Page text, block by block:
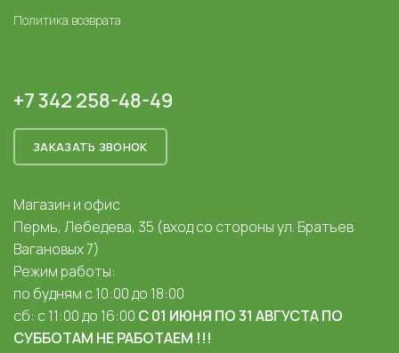
Политика возврата
+7 342 258-48-49
ЗАКАЗАТЬ ЗВОНОК
Магазин и офис
Пермь, Лебедева, 35 (вход со стороны ул. Братьев
Вагановых 7)
Режим работы:
по будням с 10:00 до 18:00
сб: с 11:00 до 16:00 С 01 ИЮНЯ ПО 31 АВГУСТА ПО
СУББОТАМ НЕ РАБОТАЕМ !!!